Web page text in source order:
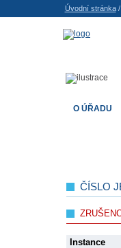
ČÍSLO
Instance
O ÚŘADU
Úvodní stránka/